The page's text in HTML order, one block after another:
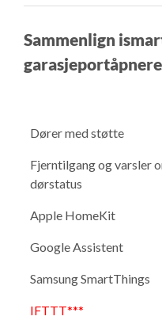
Sammenlign
garasjeportåpnere
Dører med støtte
Fjerntilgang og varsler
dørstatus
Apple HomeKit
Google Assistent
Samsung SmartThings
IFTTT***